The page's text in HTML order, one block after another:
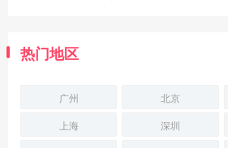
热门地区
广州 北京
上海
深圳